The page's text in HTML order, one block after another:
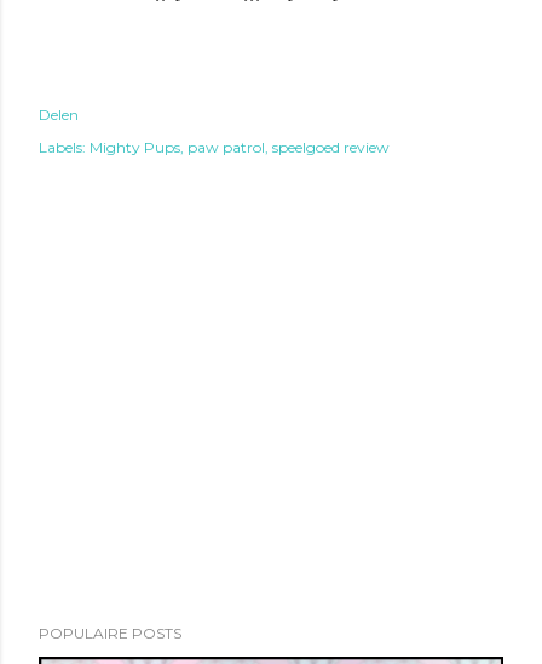
Delen
Labels: Mighty Pups paw patrol speelgoed review
POPULAIRE POSTS